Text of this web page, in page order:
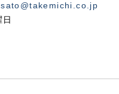
sato@takemichi.co.jp